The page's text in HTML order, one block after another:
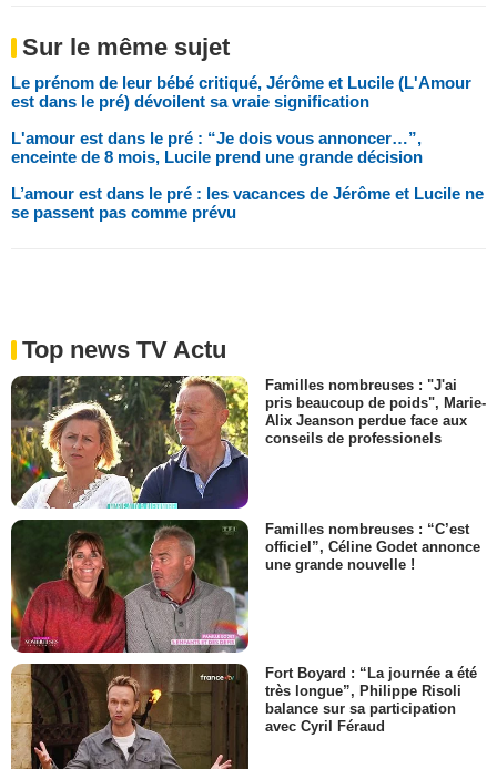
Sur le même sujet
Le prénom de leur bébé critiqué, Jérôme et Lucile (L'Amour
est dans le pré) dévoilent sa vraie signification
L'amour est dans le pré : “Je dois vous annoncer…”,
enceinte de 8 mois, Lucile prend une grande décision
L’amour est dans le pré : les vacances de Jérôme et Lucile ne
se passent pas comme prévu
Top news TV Actu
Familles nombreuses : "J'ai
pris beaucoup de poids", Marie-
Alix Jeanson perdue face aux
conseils de professionels
Familles nombreuses : “C’est
officiel”, Céline Godet annonce
une grande nouvelle !
Fort Boyard : “La journée a été
très longue”, Philippe Risoli
balance sur sa participation
avec Cyril Féraud